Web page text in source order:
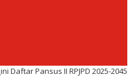
ini Daftar Pansus II RPJPD 2025-2045